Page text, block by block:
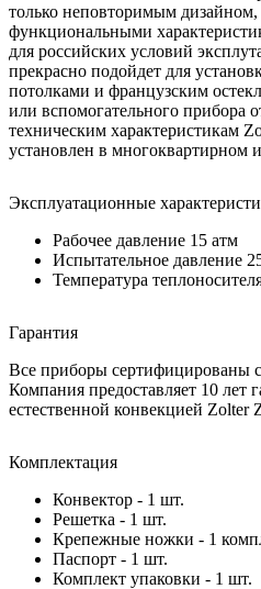
только неповторимым
функциональными
для российских условий
прекрасно подойдет для
потолками и французским
или вспомогательного прибора
техническим характеристикам
установлен в многоквартирном
Эксплуатационные
Рабочее давление 15 атм
Испытательное давление
Температура
Гарантия
Все приборы сертифицированы
Компания предоставляет 10 лет
естественной конвекцией Zolter
Комплектация
Конвектор - 1 шт.
Решетка - 1 шт.
Крепежные ножки - 1
Паспорт - 1 шт.
Комплект упаковки - 1 шт.